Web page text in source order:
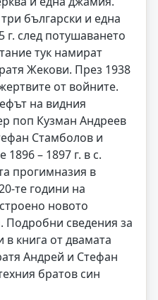
български и една
г. след потушаването
тук намират
Жекови. През 1938
от войните.
на видния
поп Кузман Андреев
Стамболов и
1896 – 1897 г. в с.
прогимназия в
те години на
новото
сведения за
в книга от двамата
Андрей и Стефан
братов син